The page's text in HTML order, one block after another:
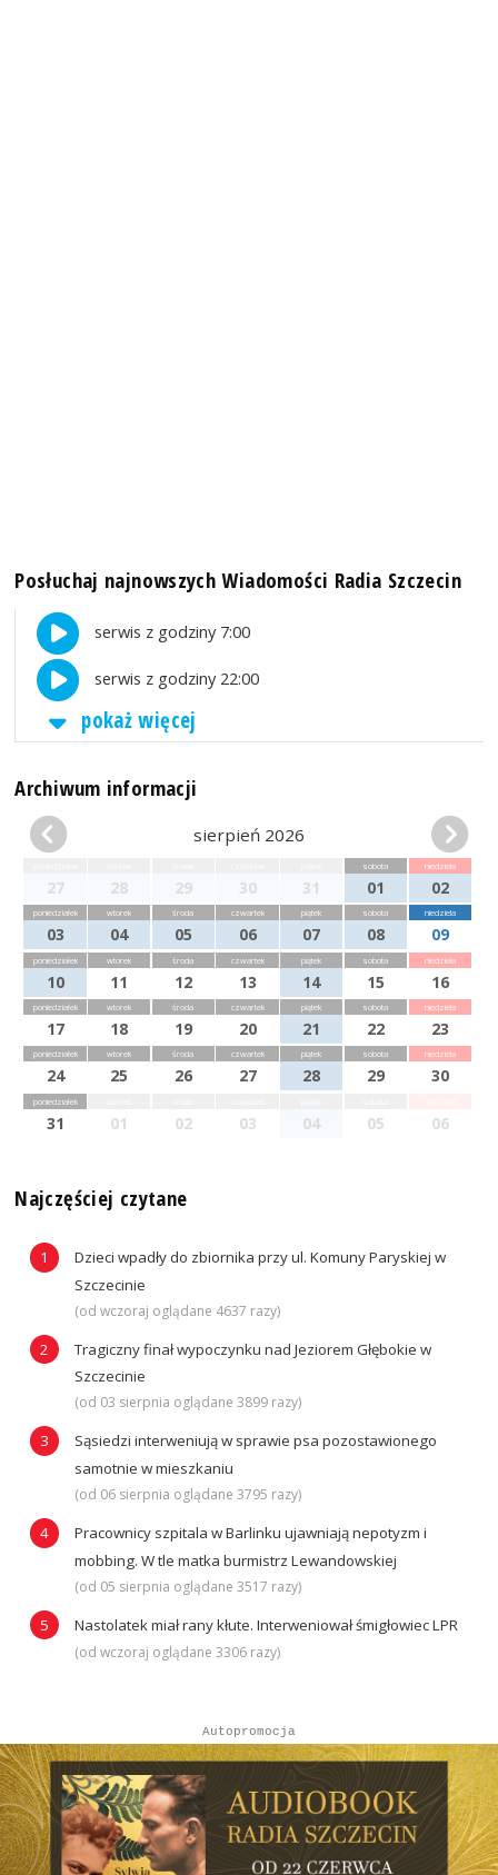
Posłuchaj najnowszych Wiadomości Radia Szczecin
serwis z godziny 7:00
serwis z godziny 22:00
pokaż więcej
Archiwum informacji
sierpień 2026
27 28 29 30 31
sobota
01
niedziela
02
poniedziałek
03
wtorek
04
środa
05
czwartek
06
piątek
07
sobota
08
niedziela
09
poniedziałek
10
wtorek
11
środa
12
czwartek
13
piątek
14
sobota
15
niedziela
16
poniedziałek
17
wtorek
18
środa
19
czwartek
20
piątek
21
sobota
22
niedziela
23
poniedziałek
24
wtorek
25
środa
26
czwartek
27
piątek
28
sobota
29
niedziela
30
poniedziałek
31 01 02 03 04 05 06
Najczęściej czytane
Dzieci wpadły do zbiornika przy ul. Komuny Paryskiej w
Szczecinie
(od wczoraj oglądane 4637 razy)
Tragiczny finał wypoczynku nad Jeziorem Głębokie w
Szczecinie
(od 03 sierpnia oglądane 3899 razy)
Sąsiedzi interweniują w sprawie psa pozostawionego
samotnie w mieszkaniu
(od 06 sierpnia oglądane 3795 razy)
Pracownicy szpitala w Barlinku ujawniają nepotyzm i
mobbing. W tle matka burmistrz Lewandowskiej
(od 05 sierpnia oglądane 3517 razy)
Nastolatek miał rany kłute. Interweniował śmigłowiec LPR
(od wczoraj oglądane 3306 razy)
Autopromocja